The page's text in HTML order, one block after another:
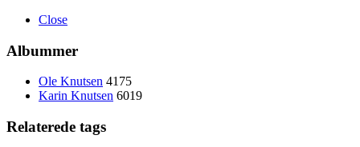
Close
Albummer
Ole Knutsen 4175
Karin Knutsen 6019
Relaterede tags